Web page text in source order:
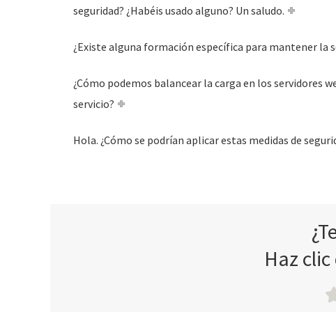
seguridad? ¿Habéis usado alguno? Un saludo.
¿Existe alguna formación específica para mantener la
¿Cómo podemos balancear la carga en los servidores
servicio?
Hola. ¿Cómo se podrían aplicar estas medidas de
Haz